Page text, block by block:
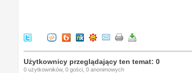
Użytkownicy przeglądający ten temat: 0
0 użytkowników, 0 gości, 0 anonimowych